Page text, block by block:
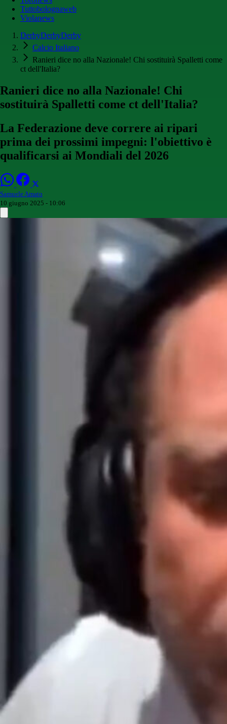
Tuttobolognaweb
Violanews
DerbyDerbyDerby
Calcio Italiano
Ranieri dice no alla Nazionale! Chi sostituirà Spalletti come
ct dell'Italia?
Ranieri dice no alla Nazionale! Chi
sostituirà Spalletti come ct dell'Italia?
La Federazione deve correre ai ripari
prima dei prossimi impegni: l'obiettivo è
qualificarsi ai Mondiali del 2026
Samuele Amato
10 giugno 2025 - 10:06